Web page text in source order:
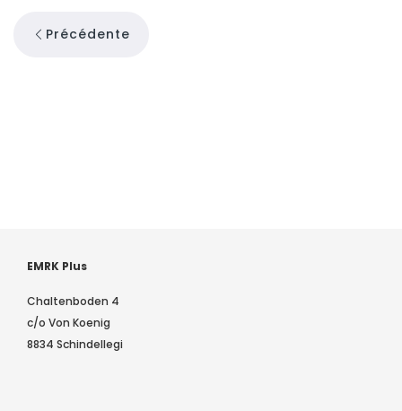
Précédente
EMRK Plus
Chaltenboden 4
c/o Von Koenig
8834 Schindellegi